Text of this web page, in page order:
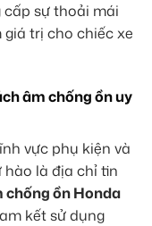
cấp sự thoải mái
trị cho chiếc xe
âm chống ồn uy
vực phụ kiện và
là địa chỉ tin
chống ồn Honda
kết sử dụng